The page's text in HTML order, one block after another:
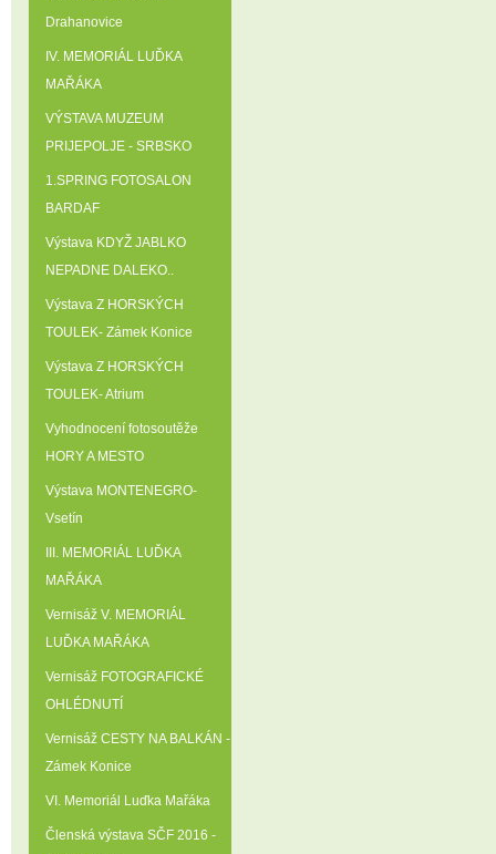
Drahanovice
IV. MEMORIÁL LUĎKA
MAŘÁKA
VÝSTAVA MUZEUM
PRIJEPOLJE - SRBSKO
1.SPRING FOTOSALON
BARDAF
Výstava KDYŽ JABLKO
NEPADNE DALEKO..
Výstava Z HORSKÝCH
TOULEK- Zámek Konice
Výstava Z HORSKÝCH
TOULEK- Atrium
Vyhodnocení fotosoutěže
HORY A MESTO
Výstava MONTENEGRO-
Vsetín
III. MEMORIÁL LUĎKA
MAŘÁKA
Vernisáž V. MEMORIÁL
LUĎKA MAŘÁKA
Vernisáž FOTOGRAFICKÉ
OHLÉDNUTÍ
Vernisáž CESTY NA BALKÁN -
Zámek Konice
VI. Memoriál Luďka Mařáka
Členská výstava SČF 2016 -